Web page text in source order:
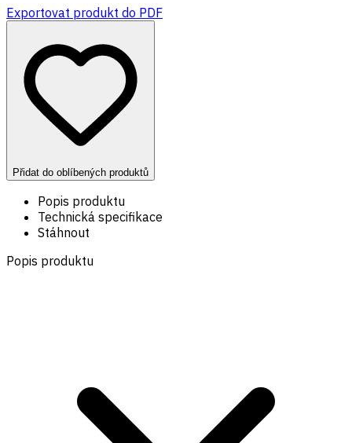
Exportovat produkt do PDF
Přidat do oblíbených produktů
Popis produktu
Technická specifikace
Stáhnout
Popis produktu